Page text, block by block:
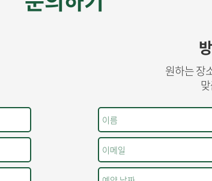
원하는 장